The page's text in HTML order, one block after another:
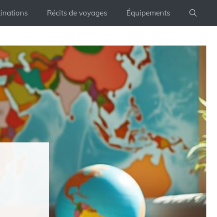
Récits de voyages Équipements